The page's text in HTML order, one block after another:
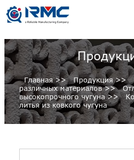
Главная>> Продукция>>
различных материалов>>
высокопрочного чугуна>>
литья из ковкого чугуна